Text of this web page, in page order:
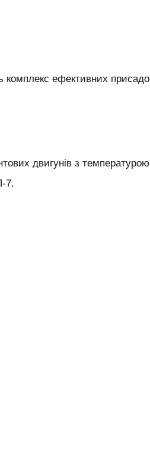
комплекс ефективних
двигунів з
7.